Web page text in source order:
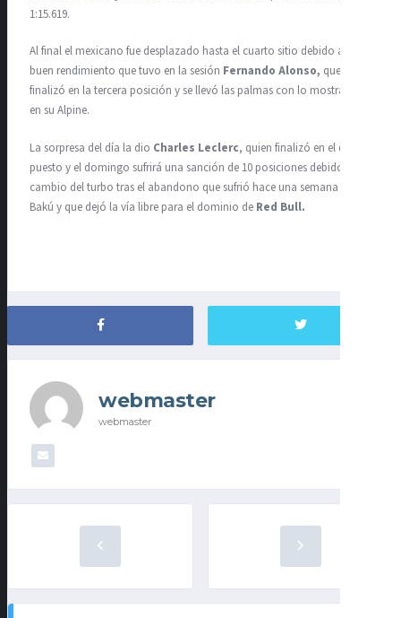
1:15.619.
Al final el mexicano fue desplazado hasta el cuarto sitio debido al
buen rendimiento que tuvo en la sesión Fernando Alonso, que
finalizó en la tercera posición y se llevó las palmas con lo mostrado
en su Alpine.
La sorpresa del día la dio Charles Leclerc, quien finalizó en el quinto
puesto y el domingo sufrirá una sanción de 10 posiciones debido al
cambio del turbo tras el abandono que sufrió hace una semana en
Bakú y que dejó la vía libre para el dominio de Red Bull.
webmaster
webmaster